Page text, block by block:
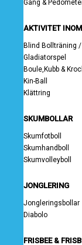
Gång &
AKTIVITET
Blind Bollträning /
Gladiatorspel
Boule,Kubb &
Kin-Ball
Klättring
SKUMBOLLAR
Skumfotboll
Skumhandboll
Skumvolleyboll
JONGLERING
Jongleringsbollar
Diabolo
FRISBEE &